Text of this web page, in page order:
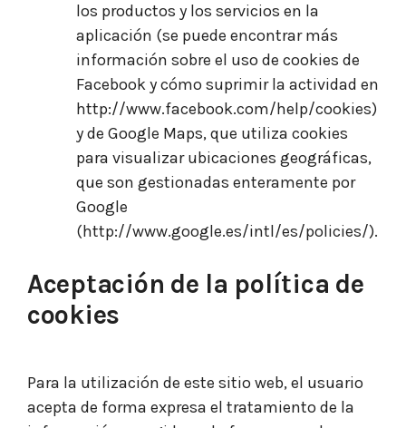
los productos y los servicios en la
aplicación (se puede encontrar más
información sobre el uso de cookies de
Facebook y cómo suprimir la actividad en
http://www.facebook.com/help/cookies)
y de Google Maps, que utiliza cookies
para visualizar ubicaciones geográficas,
que son gestionadas enteramente por
Google
(http://www.google.es/intl/es/policies/).
Aceptación de la política de
cookies
Para la utilización de este sitio web, el usuario
acepta de forma expresa el tratamiento de la